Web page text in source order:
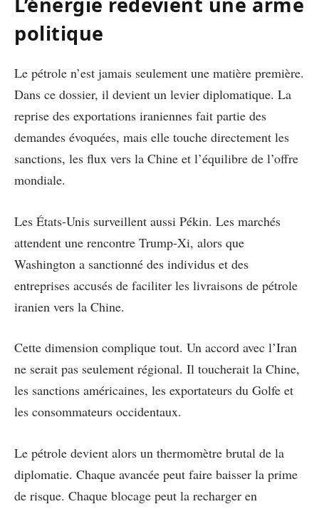
politique
Le pétrole n’est jamais seulement une matière première.
Dans ce dossier, il devient un levier diplomatique. La
reprise des exportations iraniennes fait partie des
demandes évoquées, mais elle touche directement les
sanctions, les flux vers la Chine et l’équilibre de l’offre
mondiale.
Les États-Unis surveillent aussi Pékin. Les marchés
attendent une rencontre Trump-Xi, alors que
Washington a sanctionné des individus et des
entreprises accusés de faciliter les livraisons de pétrole
iranien vers la Chine.
Cette dimension complique tout. Un accord avec l’Iran
ne serait pas seulement régional. Il toucherait la Chine,
les sanctions américaines, les exportateurs du Golfe et
les consommateurs occidentaux.
Le pétrole devient alors un thermomètre brutal de la
diplomatie. Chaque avancée peut faire baisser la prime
de risque. Chaque blocage peut la recharger en